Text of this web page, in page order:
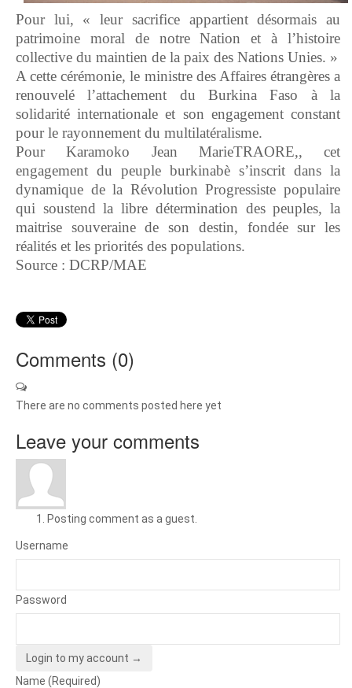
Pour lui, « leur sacrifice appartient désormais au
patrimoine moral de notre Nation et à l’histoire
collective du maintien de la paix des Nations Unies. »
A cette cérémonie, le ministre des Affaires étrangères a
renouvelé l’attachement du Burkina Faso à la
solidarité internationale et son engagement constant
pour le rayonnement du multilatéralisme.
Pour Karamoko Jean MarieTRAORE,, cet
engagement du peuple burkinabè s’inscrit dans la
dynamique de la Révolution Progressiste populaire
qui soustend la libre détermination des peuples, la
maitrise souveraine de son destin, fondée sur les
réalités et les priorités des populations.
Source : DCRP/MAE
Comments (0)
There are no comments posted here yet
Leave your comments
Posting comment as a guest.
Username
Password
Login to my account →
Name (Required)